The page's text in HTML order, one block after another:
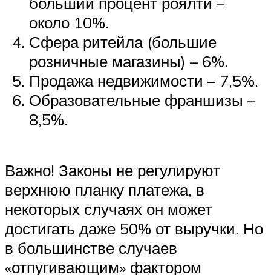
около 10%.
Сфера ритейла (большие
розничные магазины) – 6%.
Продажа недвижимости – 7,5%.
Образовательные франшизы –
8,5%.
Важно! Законы не регулируют
верхнюю планку платежа, в
некоторых случаях он может
достигать даже 50% от выручки. Но
в большинстве случаев
«отпугивающим» фактором